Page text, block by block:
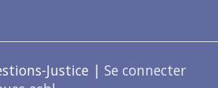
Justice | Se connecter